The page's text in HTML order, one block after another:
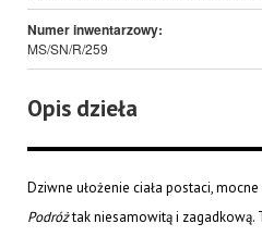
Numer inwentarzowy:
MS/SN/R/259
Opis dzieła
Dziwne ułożenie ciała postaci,
Podróżtak niesamowitą i zagadkową.